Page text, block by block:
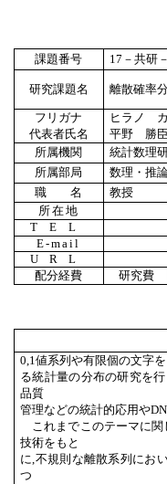
課題番号 17 －共研
研究課題名 離散確率
フリガナ
代表者氏名
ヒラノ カ
平野 勝臣
所属機関
統計数理
所属部局
数理・推
職 名
教授
所在地
TEL
E-mail
URL
配分経費
研究費
0,1値系列や有限個の文字
る統計量の分布の研究を
品質
管理などの統計的応用や
これまでこのテーマに関
技術をもと
に,不規則な離散系列にお
つ